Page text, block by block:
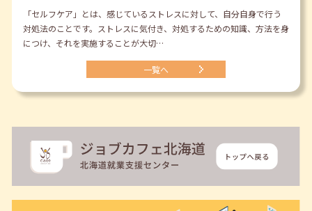
「セルフケア」とは、感じているストレスに対して、自分自身で行う
対処法のことです。ストレスに気付き、対処するための知識、方法を身
につけ、それを実施することが大切…
一覧へ